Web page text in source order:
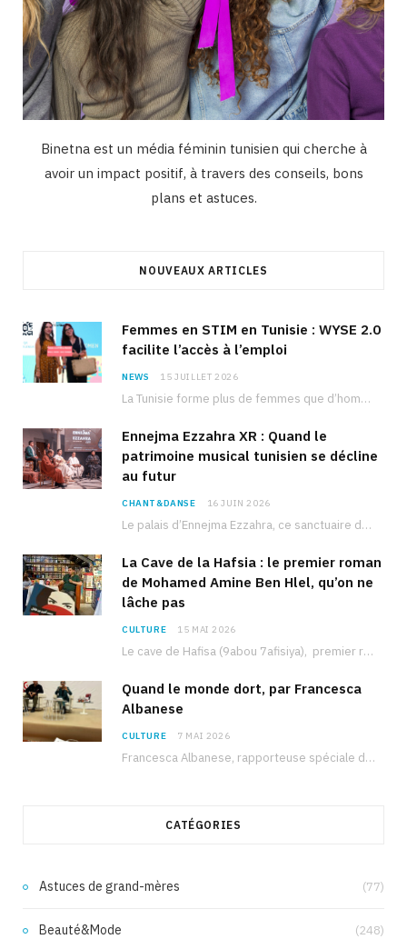
Binetna est un média féminin tunisien qui cherche à
avoir un impact positif, à travers des conseils, bons
plans et astuces.
NOUVEAUX ARTICLES
Femmes en STIM en Tunisie : WYSE 2.0
facilite l’accès à l’emploi
NEWS 15 JUILLET 2026
La Tunisie forme plus de femmes que d’hommes dans les filières scientifiques. Pourtant, pour beaucoup…
Ennejma Ezzahra XR : Quand le
patrimoine musical tunisien se décline
au futur
CHANT&DANSE 16 JUIN 2026
Le palais d’Ennejma Ezzahra, ce sanctuaire de la musique tunisienne et méditerranéenne construit par le…
La Cave de la Hafsia : le premier roman
de Mohamed Amine Ben Hlel, qu’on ne
lâche pas
CULTURE 15 MAI 2026
Le cave de Hafisa (9abou 7afisiya), premier roman du journaliste tunisien Mohamed Amine Ben Hlel,…
Quand le monde dort, par Francesca
Albanese
CULTURE 7 MAI 2026
Francesca Albanese, rapporteuse spéciale de l’ONU sur les territoires palestiniens occupés, était à Tunis pour…
CATÉGORIES
Astuces de grand-mères (77)
Beauté&Mode (248)